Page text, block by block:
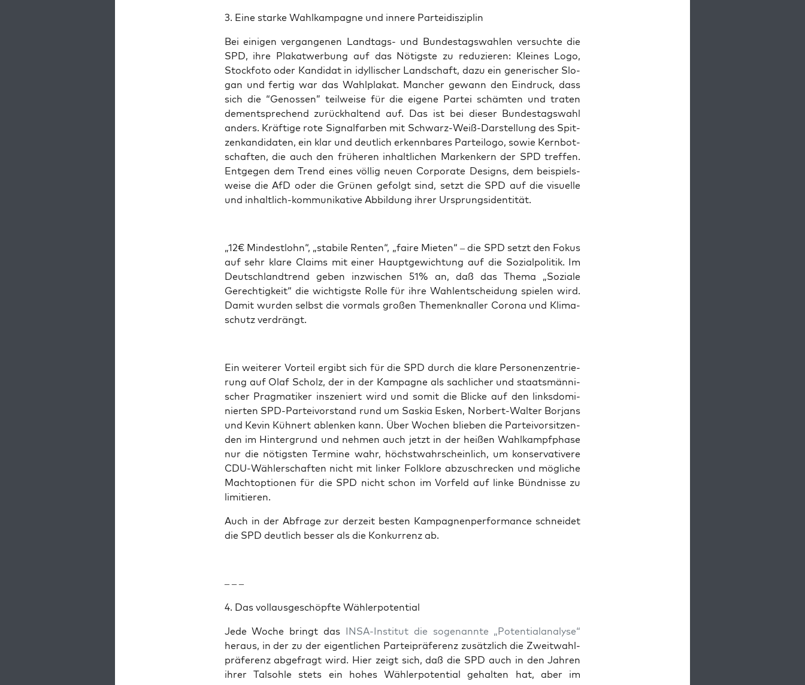
3. Eine star­ke Wahl­kam­pa­gne und inne­re Parteidisziplin
Bei eini­gen ver­gan­ge­nen Land­tags- und Bun­des­tags­wah­len ver­such­te die
SPD, ihre Pla­kat­wer­bung auf das Nötigs­te zu redu­zie­ren: Klei­nes Logo,
Stock­fo­to oder Kan­di­dat in idyl­li­scher Land­schaft, dazu ein gene­ri­scher Slo­
gan und fer­tig war das Wahl­pla­kat. Man­cher gewann den Ein­druck, dass
sich die “Genos­sen” teil­wei­se für die eige­ne Par­tei schäm­ten und tra­ten
dem­entspre­chend zurück­hal­tend auf. Das ist bei die­ser Bun­des­tags­wahl
anders. Kräf­ti­ge rote Signal­far­ben mit Schwarz-Weiß-Dar­stel­lung des Spit­
zen­kan­di­da­ten, ein klar und deut­lich erkenn­ba­res Par­tei­lo­go, sowie Kern­bot­
schaf­ten, die auch den frü­he­ren inhalt­li­chen Mar­ken­kern der SPD tref­fen.
Ent­ge­gen dem Trend eines völ­lig neu­en Cor­po­ra­te Designs, dem bei­spiels­
wei­se die AfD oder die Grü­nen gefolgt sind, setzt die SPD auf die visu­el­le
und inhalt­lich-kom­mu­ni­ka­ti­ve Abbil­dung ihrer Ursprungsidentität.
„12€ Min­dest­lohn“, „sta­bi­le Ren­ten“, „fai­re Mie­ten“ – die SPD setzt den Fokus
auf sehr kla­re Claims mit einer Haupt­ge­wich­tung auf die Sozi­al­po­li­tik. Im
Deutsch­land­trend geben inzwi­schen 51% an, daß das The­ma „Sozia­le
Gerech­tig­keit“ die wich­tigs­te Rol­le für ihre Wahl­ent­schei­dung spie­len wird.
Damit wur­den selbst die vor­mals gro­ßen The­men­knal­ler Coro­na und Kli­ma­
schutz verdrängt.
Ein wei­te­rer Vor­teil ergibt sich für die SPD durch die kla­re Per­so­nen­zen­trie­
rung auf Olaf Scholz, der in der Kam­pa­gne als sach­li­cher und staats­män­ni­
scher Prag­ma­ti­ker insze­niert wird und somit die Bli­cke auf den links­do­mi­
nier­ten SPD-Par­tei­vor­stand rund um Saskia Esken, Nor­bert-Wal­ter Bor­jans
und Kevin Küh­nert ablen­ken kann. Über Wochen blie­ben die Par­tei­vor­sit­zen­
den im Hin­ter­grund und neh­men auch jetzt in der hei­ßen Wahl­kampf­pha­se
nur die nötigs­ten Ter­mi­ne wahr, höchst­wahr­schein­lich, um kon­ser­va­ti­ve­re
CDU-Wäh­ler­schaf­ten nicht mit lin­ker Folk­lo­re abzu­schre­cken und mög­li­che
Macht­op­tio­nen für die SPD nicht schon im Vor­feld auf lin­ke Bünd­nis­se zu
limitieren.
Auch in der Abfra­ge zur der­zeit bes­ten Kam­pa­gnen­per­for­mance schnei­det
die SPD deut­lich bes­ser als die Kon­kur­renz ab.
– – –
4. Das voll­aus­ge­schöpf­te Wählerpotential
Jede Woche bringt das INSA-Insti­tut die soge­nann­te „Poten­ti­al­ana­ly­se“
her­aus, in der zu der eigent­li­chen Par­tei­prä­fe­renz zusätz­lich die Zweit­wahl­
prä­fe­renz abge­fragt wird. Hier zeigt sich, daß die SPD auch in den Jah­ren
ihrer Tal­soh­le stets ein hohes Wäh­ler­po­ten­ti­al gehal­ten hat, aber im